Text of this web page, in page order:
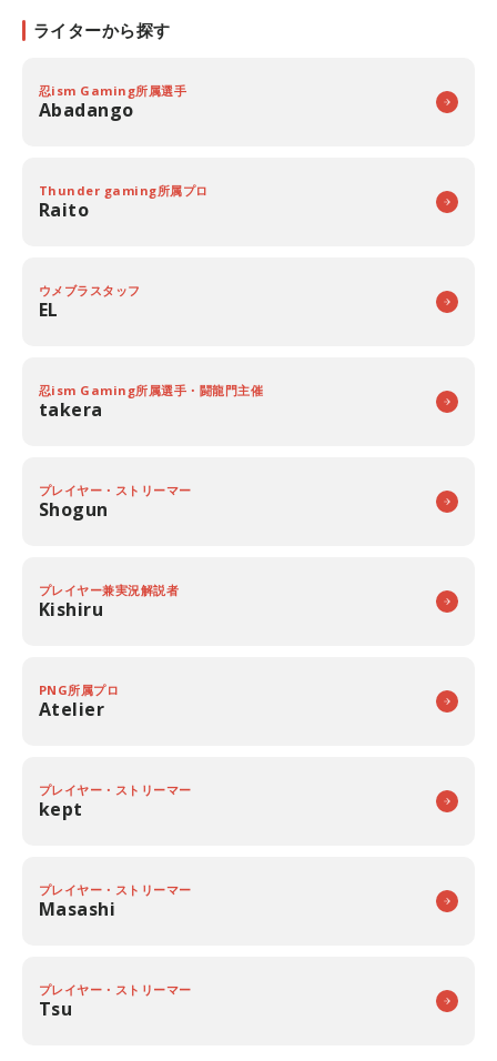
ライターから探す
忍ism Gaming所属選手
Abadango
Thunder gaming所属プロ
Raito
ウメブラスタッフ
EL
忍ism Gaming所属選手・闘龍門主催
takera
プレイヤー・ストリーマー
Shogun
プレイヤー兼実況解説者
Kishiru
PNG所属プロ
Atelier
プレイヤー・ストリーマー
kept
プレイヤー・ストリーマー
Masashi
プレイヤー・ストリーマー
Tsu